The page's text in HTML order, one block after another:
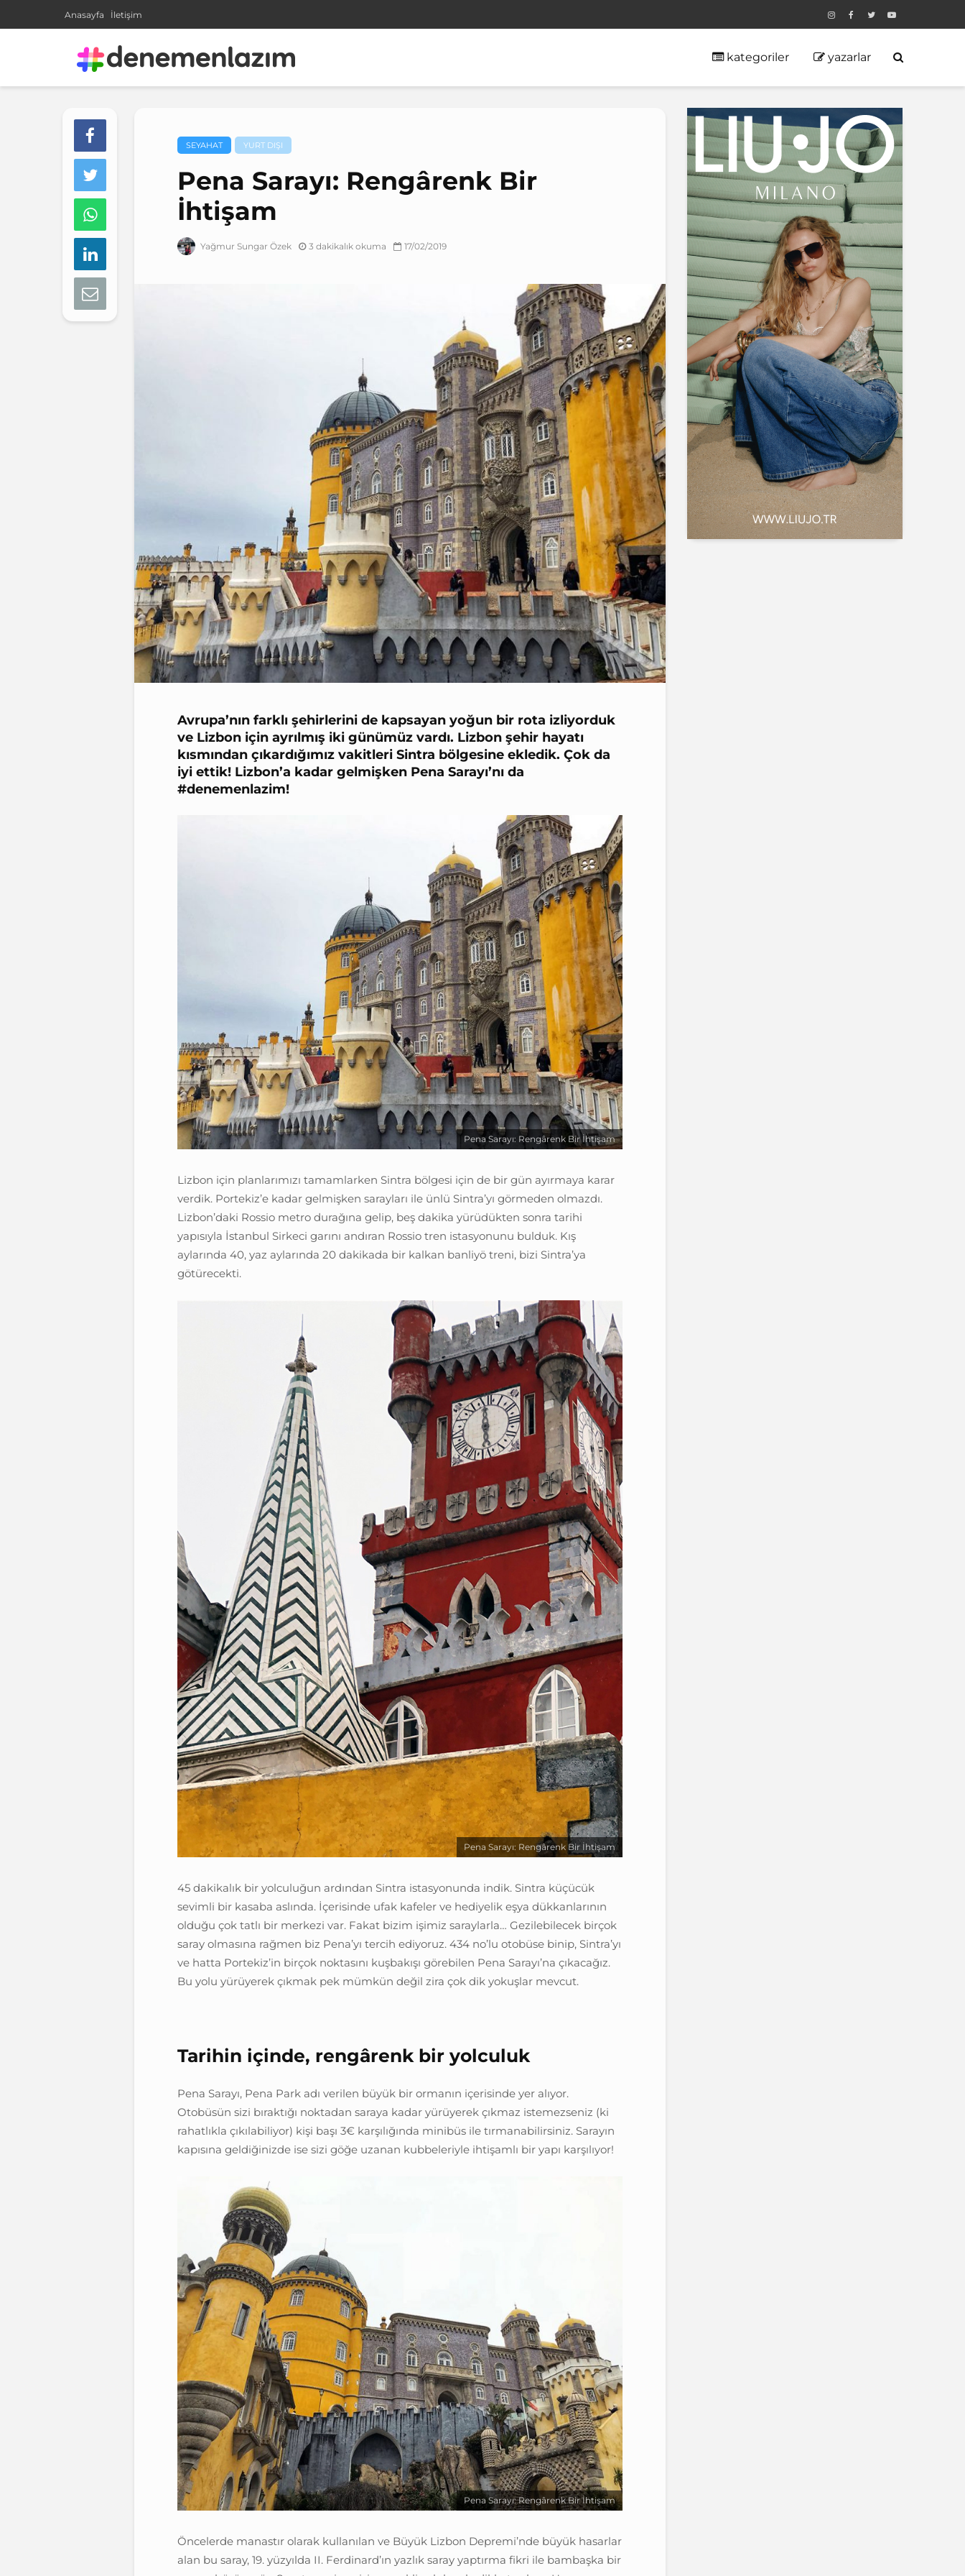
Anasayfa İletişim
kategoriler yazarlar
SEYAHAT YURT DIŞI
Pena Sarayı: Rengârenk Bir
İhtişam
Yağmur Sungar Özek 3 dakikalık okuma 17/02/2019
Avrupa’nın farklı şehirlerini de kapsayan yoğun bir rota izliyorduk
ve Lizbon için ayrılmış iki günümüz vardı. Lizbon şehir hayatı
kısmından çıkardığımız vakitleri Sintra bölgesine ekledik. Çok da
iyi ettik! Lizbon’a kadar gelmişken Pena Sarayı’nı da
#denemenlazim!
Pena Sarayı: Rengârenk Bir İhtişam
Lizbon için planlarımızı tamamlarken Sintra bölgesi için de bir gün ayırmaya karar
verdik. Portekiz’e kadar gelmişken sarayları ile ünlü Sintra’yı görmeden olmazdı.
Lizbon’daki Rossio metro durağına gelip, beş dakika yürüdükten sonra tarihi
yapısıyla İstanbul Sirkeci garını andıran Rossio tren istasyonunu bulduk. Kış
aylarında 40, yaz aylarında 20 dakikada bir kalkan banliyö treni, bizi Sintra’ya
götürecekti.
Pena Sarayı: Rengârenk Bir İhtişam
45 dakikalık bir yolculuğun ardından Sintra istasyonunda indik. Sintra küçücük
sevimli bir kasaba aslında. İçerisinde ufak kafeler ve hediyelik eşya dükkanlarının
olduğu çok tatlı bir merkezi var. Fakat bizim işimiz saraylarla… Gezilebilecek birçok
saray olmasına rağmen biz Pena’yı tercih ediyoruz. 434 no’lu otobüse binip, Sintra’yı
ve hatta Portekiz’in birçok noktasını kuşbakışı görebilen Pena Sarayı’na çıkacağız.
Bu yolu yürüyerek çıkmak pek mümkün değil zira çok dik yokuşlar mevcut.
Tarihin içinde, rengârenk bir yolculuk
Pena Sarayı, Pena Park adı verilen büyük bir ormanın içerisinde yer alıyor.
Otobüsün sizi bıraktığı noktadan saraya kadar yürüyerek çıkmaz istemezseniz (ki
rahatlıkla çıkılabiliyor) kişi başı 3€ karşılığında minibüs ile tırmanabilirsiniz. Sarayın
kapısına geldiğinizde ise sizi göğe uzanan kubbeleriyle ihtişamlı bir yapı karşılıyor!
Pena Sarayı: Rengârenk Bir İhtişam
Öncelerde manastır olarak kullanılan ve Büyük Lizbon Depremi’nde büyük hasarlar
alan bu saray, 19. yüzyılda II. Ferdinard’ın yazlık saray yaptırma fikri ile bambaşka bir